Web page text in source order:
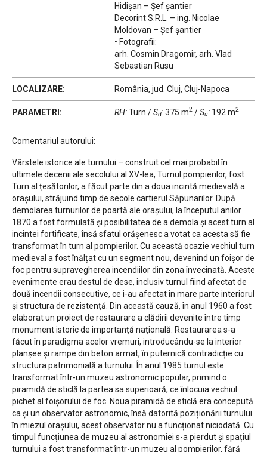
Hidișan – Șef șantier
Decorint S.R.L. – ing. Nicolae
Moldovan – Șef șantier
• Fotografii:
arh. Cosmin Dragomir, arh. Vlad
Sebastian Rusu
LOCALIZARE: România, jud. Cluj, Cluj-Napoca
PARAMETRI: RH:Turn /Sd:375 m2 /Su: 192 m2
Comentariul autorului:
Vârstele istorice ale turnului – construit cel mai probabil în
ultimele decenii ale secolului al XV-lea, Turnul pompierilor, fost
Turn al țesătorilor, a făcut parte din a doua incintă medievală a
orașului, străjuind timp de secole cartierul Săpunarilor. După
demolarea turnurilor de poartă ale oraşului, la începutul anilor
1870 a fost formulată şi posibilitatea de a demola şi acest turn al
incintei fortificate, însă sfatul orăşenesc a votat ca acesta să fie
transformat în turn al pompierilor. Cu această ocazie vechiul turn
medieval a fost înălțat cu un segment nou, devenind un foișor de
foc pentru supravegherea incendiilor din zona învecinată. Aceste
evenimente erau destul de dese, inclusiv turnul fiind afectat de
două incendii consecutive, ce i-au afectat în mare parte interiorul
și structura de rezistență. Din această cauză, în anul 1960 a fost
elaborat un proiect de restaurare a clădirii devenite între timp
monument istoric de importanță națională. Restaurarea s-a
făcut în paradigma acelor vremuri, introducându-se la interior
planșee și rampe din beton armat, în puternică contradicție cu
structura patrimonială a turnului. În anul 1985 turnul este
transformat într-un muzeu astronomic popular, primind o
piramidă de sticlă la partea sa superioară, ce înlocuia vechiul
pichet al foișorului de foc. Noua piramidă de sticlă era concepută
ca și un observator astronomic, însă datorită poziționării turnului
în miezul orașului, acest observator nu a funcționat niciodată. Cu
timpul funcțiunea de muzeu al astronomiei s-a pierdut și spațiul
turnului a fost transformat într-un muzeu al pompierilor, fără